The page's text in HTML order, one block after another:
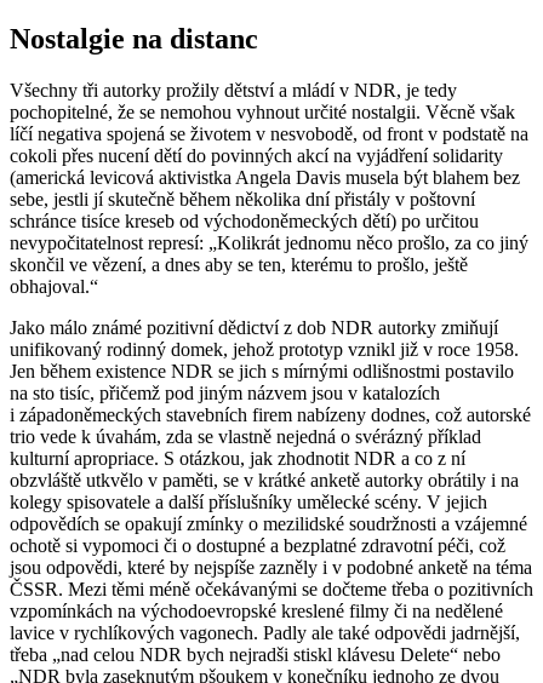
Nostalgie na distanc
Všechny tři autorky prožily dětství a mládí v NDR, je tedy
pochopitelné, že se nemohou vyhnout určité nostalgii. Věcně však
líčí negativa spojená se životem v nesvobodě, od front v podstatě na
cokoli přes nucení dětí do povinných akcí na vyjádření solidarity
(americká levicová aktivistka Angela Davis musela být blahem bez
sebe, jestli jí skutečně během několika dní přistály v poštovní
schránce tisíce kreseb od východoněmeckých dětí) po určitou
nevypočitatelnost represí: „Kolikrát jednomu něco prošlo, za co jiný
skončil ve vězení, a dnes aby se ten, kterému to prošlo, ještě
obhajoval.“
Jako málo známé pozitivní dědictví z dob NDR autorky zmiňují
unifikovaný rodinný domek, jehož prototyp vznikl již v roce 1958.
Jen během existence NDR se jich s mírnými odlišnostmi postavilo
na sto tisíc, přičemž pod jiným názvem jsou v katalozích
i západoněmeckých stavebních firem nabízeny dodnes, což autorské
trio vede k úvahám, zda se vlastně nejedná o svérázný příklad
kulturní apropriace. S otázkou, jak zhodnotit NDR a co z ní
obzvláště utkvělo v paměti, se v krátké anketě autorky obrátily i na
kolegy spisovatele a další příslušníky umělecké scény. V jejich
odpovědích se opakují zmínky o mezilidské soudržnosti a vzájemné
ochotě si vypomoci či o dostupné a bezplatné zdravotní péči, což
jsou odpovědi, které by nejspíše zazněly i v podobné anketě na téma
ČSSR. Mezi těmi méně očekávanými se dočteme třeba o pozitivních
vzpomínkách na východoevropské kreslené filmy či na nedělené
lavice v rychlíkových vagonech. Padly ale také odpovědi jadrnější,
třeba „nad celou NDR bych nejradši stiskl klávesu Delete“ nebo
„NDR byla zaseknutým pšoukem v konečníku jednoho ze dvou